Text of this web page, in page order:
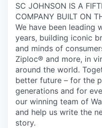
SC JOHNSON IS A
COMPANY BUILT ON
We have been leading
years, building iconic
and minds of
Ziploc® and more, in
around the world.
better future – for the
generations and for
our winning team of
and help us write the
story.